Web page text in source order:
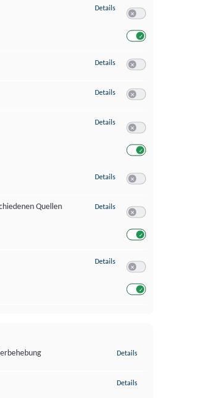
Details zu Verwendung reduzierter
Details zu Erstellung von Profilen für
Details zu Verwendung von Profilen
Details zu Messung der Werbeleistung
Details zu Messung der Performance
Quellen
Details zu Analyse von Zielgruppen
Details zu Entwicklung und
Details
Details